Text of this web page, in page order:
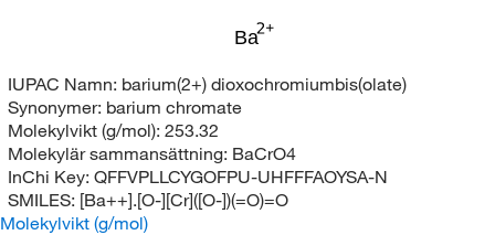
Ba
IUPAC Namn: barium(2+) dioxochromiumbis(olate)
Synonymer: barium chromate
Molekylvikt (g/mol): 253.32
Molekylär sammansättning: BaCrO4
InChi Key: QFFVPLLCYGOFPU-UHFFFAOYSA-N
SMILES: [Ba++].[O-][Cr]([O-])(=O)=O
Molekylvikt (g/mol)